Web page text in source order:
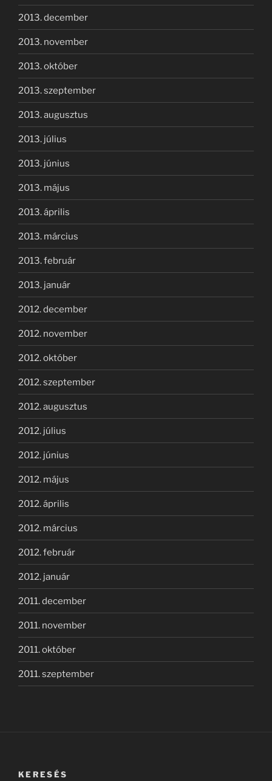
2013. december
2013. november
2013. október
2013. szeptember
2013. augusztus
2013. július
2013. június
2013. május
2013. április
2013. március
2013. február
2013. január
2012. december
2012. november
2012. október
2012. szeptember
2012. augusztus
2012. július
2012. június
2012. május
2012. április
2012. március
2012. február
2012. január
2011. december
2011. november
2011. október
2011. szeptember
KERESÉS